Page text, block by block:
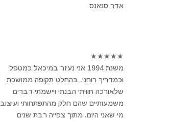
אדר סנאנס
★
★
★
★
★
משנת 1994 אני נעזר במיכאל כמטפל
וכמדריך רוחני. בהחלט תקופה ממושכת
שלאורכה חוויתי הבנתי ויישמתי דברים
משמעותיים שהם חלק מהתפתחותי ועיצוב
מי שאני היום. מתוך צפייה רבת שנים